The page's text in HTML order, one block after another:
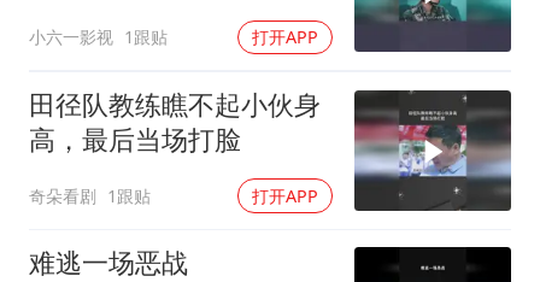
小六一影视 1跟贴 打开APP
田径队教练瞧不起小伙身
高，最后当场打脸
奇朵看剧 1跟贴 打开APP
难逃一场恶战